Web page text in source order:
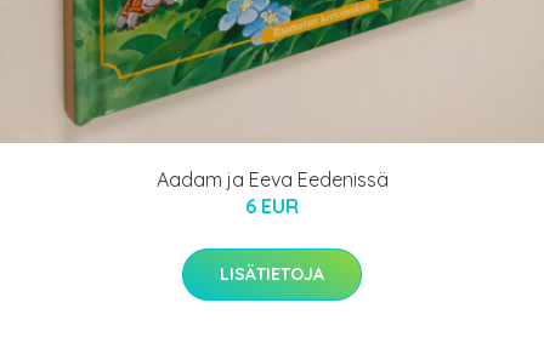
Aadam ja Eeva Eedenissä
6 EUR
LISÄTIETOJA